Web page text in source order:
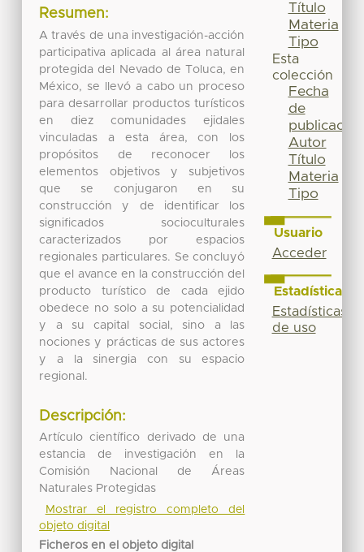
Resumen:
A través de una investigación-acción
participativa aplicada al área natural
protegida del Nevado de Toluca, en
México, se llevó a cabo un proceso
para desarrollar productos turísticos
en diez comunidades ejidales
vinculadas a esta área, con los
propósitos de reconocer los
elementos objetivos y subjetivos
que se conjugaron en su
construcción y de identificar los
significados socioculturales
caracterizados por espacios
regionales particulares. Se concluyó
que el avance en la construcción del
producto turístico de cada ejido
obedece no solo a su potencialidad
y a su capital social, sino a las
nociones y prácticas de sus actores
y a la sinergia con su espacio
regional.
Descripción:
Artículo científico derivado de una
estancia de investigación en la
Comisión Nacional de Áreas
Naturales Protegidas
Mostrar el registro completo del
objeto digital
Ficheros en el objeto digital
Título
Materia
Tipo
Esta
colección
Fecha
de
publicación
Autor
Título
Materia
Tipo
Usuario
Acceder
Estadísticas
Estadísticas
de uso